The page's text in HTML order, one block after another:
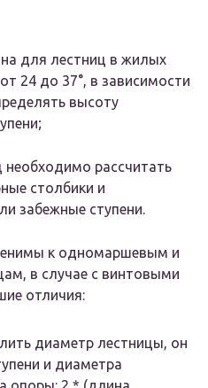
для лестниц в жилых
24 до 37°, в зависимости
высоту
рассчитать
столбики и
забежные ступени.
к одномаршевым и
в случае с винтовыми
отличия:
диаметр лестницы, он
и диаметра